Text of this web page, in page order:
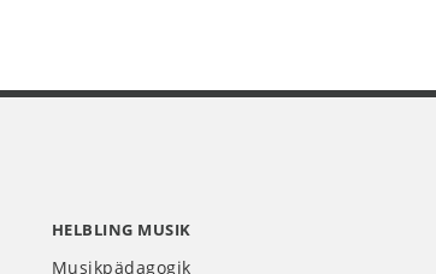
HELBLING MUSIK
Musikpädagogik